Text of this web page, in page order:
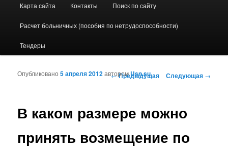
Карта сайта Контакты Поиск по сайту
Расчет больничных (пособия по нетрудоспособности)
Тендеры
Навигация по записям
←Предыдущая Следующая →
В каком размере можно
принять возмещение по
Опубликовано5 апреля 2012авторомUsn.su